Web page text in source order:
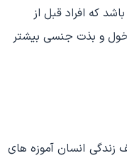
که افراد قبل از
و بذت جنسی بیشتر
زندگی انسان آموزه های